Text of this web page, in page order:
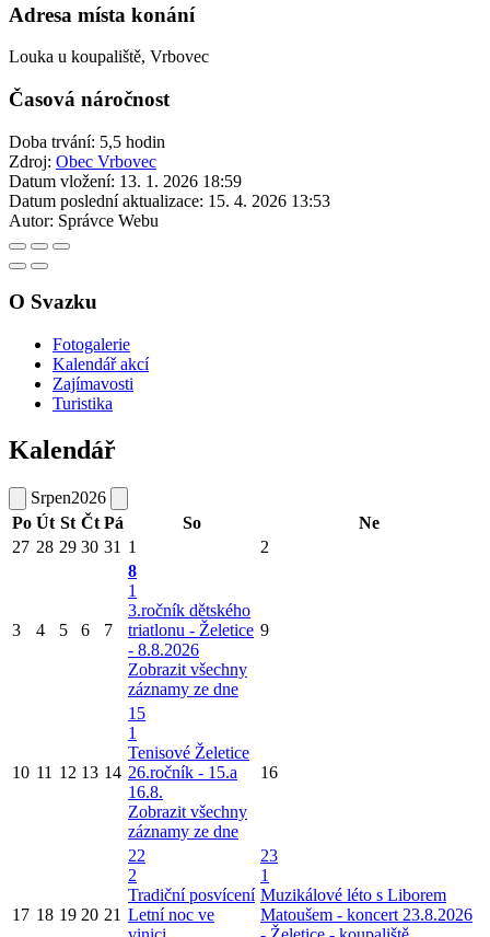
Adresa místa konání
Louka u koupaliště, Vrbovec
Časová náročnost
Doba trvání: 5,5 hodin
Zdroj: Obec Vrbovec
Datum vložení: 13. 1. 2026 18:59
Datum poslední aktualizace: 15. 4. 2026 13:53
Autor: Správce Webu
O Svazku
Fotogalerie
Kalendář akcí
Zajímavosti
Turistika
Kalendář
Srpen2026
Po Út St Čt Pá So
Ne
27 28 29 30 31 1 2
3 4 5 6 7
8
1
3.ročník dětského
triatlonu - Želetice
- 8.8.2026
Zobrazit všechny
záznamy ze dne
9
10 11 12 13 14
15
1
Tenisové Želetice
26.ročník - 15.a
16.8.
Zobrazit všechny
záznamy ze dne
16
17 18 19 20 21
22
2
Tradiční posvícení
Letní noc ve
23
1
Muzikálové léto s Liborem
Matoušem - koncert 23.8.2026